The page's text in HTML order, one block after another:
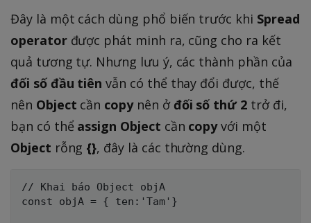
Đây là một cách dùng phổ biến trước khi Spread
operatorđược phát minh ra, cũng cho ra kết
quả tương tự. Nhưng lưu ý, các thành phần của
đối số đầu tiên vẫn có thể thay đổi được, thế
nên Object cần copynên ở đối số thứ 2 trở đi,
bạn có thể assign Object cần copyvới một
Object rỗng {}, đây là các thường dùng.
// Khai báo Object objA
const objA = { ten:'Tam'}